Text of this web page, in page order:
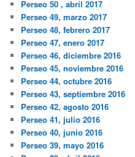
Perseo 50 , abril 2017
Perseo 49, marzo 2017
Perseo 48, febrero 2017
Perseo 47, enero 2017
Perseo 46, diciembre 2016
Perseo 45, noviembre 2016
Perseo 44, octubre 2016
Perseo 43, septiembre 2016
Perseo 42, agosto 2016
Perseo 41, julio 2016
Perseo 40, junio 2016
Perseo 39, mayo 2016